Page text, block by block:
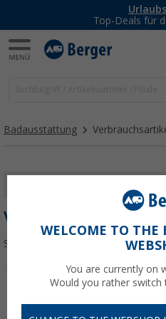
Top-Deals für
Badausstattung
VERBRAUCHSARTIKEL
Sortieren:
WELCOME TO THE
You are currently on
Would you rather switch